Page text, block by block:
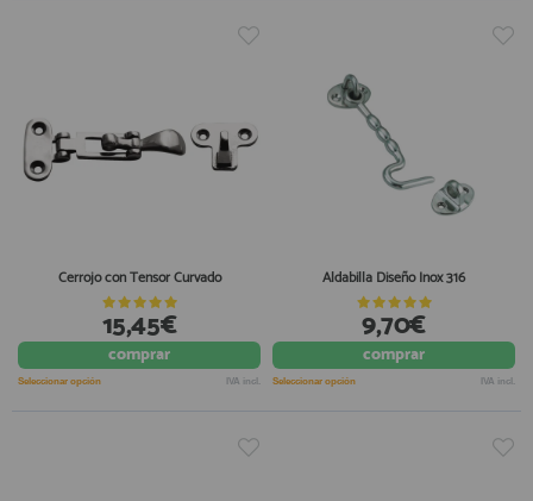
Cerrojo con Tensor Curvado
15,45€
comprar
Seleccionar opción IVA incl.
Aldabilla Diseño Inox 316
9,70€
comprar
Seleccionar opción IVA incl.